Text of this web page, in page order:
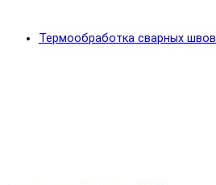
Термообработка сварных швов